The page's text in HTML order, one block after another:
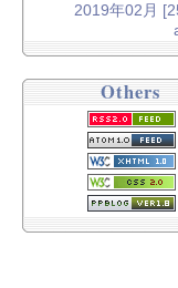
2019年02月
Others